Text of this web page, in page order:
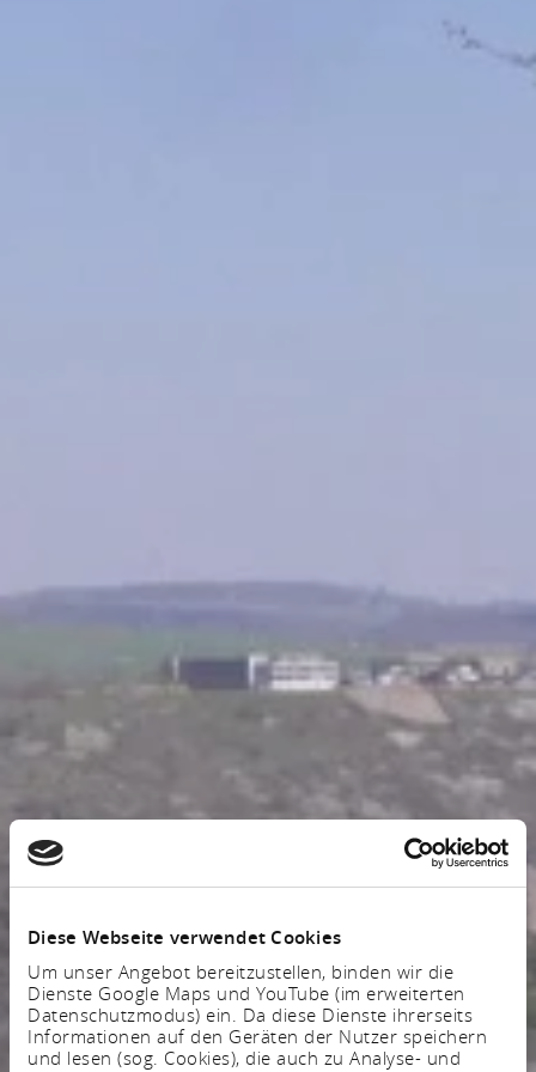
Diese Webseite verwendet Cookies
Um unser Angebot bereitzustellen, binden wir die
Dienste Google Maps und YouTube (im erweiterten
Datenschutzmodus) ein. Da diese Dienste ihrerseits
Informationen auf den Geräten der Nutzer speichern
und lesen (sog. Cookies), die auch zu Analyse- und